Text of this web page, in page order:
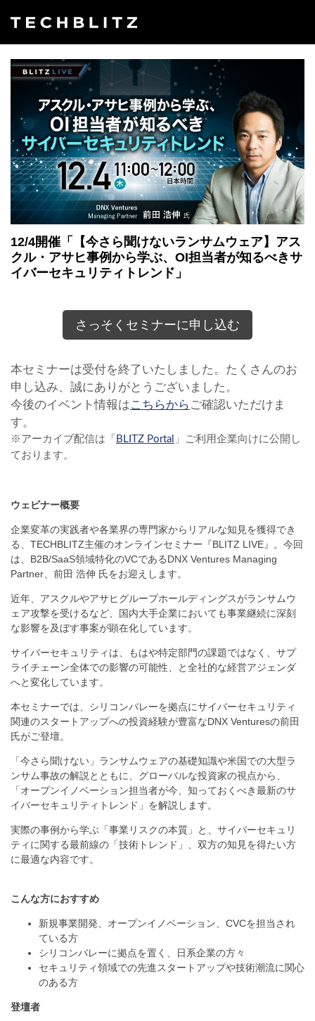
12/4開催「【今さら聞けないランサムウェア】アス
クル・アサヒ事例から学ぶ、OI担当者が知るべきサ
イバーセキュリティトレンド」
さっそくセミナーに申し込む
本セミナーは受付を終了いたしました。たくさんのお
申し込み、誠にありがとうございました。
今後のイベント情報はこちらから ご確認いただけま
す。
※アーカイブ配信は「 BLITZ Portal 」ご利用企業向けに公開し
ております。
ウェビナー概要
企業変革の実践者や各業界の専門家からリアルな知見を獲得でき
る、TECHBLITZ主催のオンラインセミナー『BLITZ LIVE』。今回
は、B2B/SaaS領域特化のVCであるDNX Ventures Managing
Partner、前田 浩伸 氏をお迎えします。
近年、アスクルやアサヒグループホールディングスがランサムウ
ェア攻撃を受けるなど、国内大手企業においても事業継続に深刻
な影響を及ぼす事案が顕在化しています。
サイバーセキュリティは、もはや特定部門の課題ではなく、サプ
ライチェーン全体での影響の可能性、と全社的な経営アジェンダ
へと変化しています。
本セミナーでは、シリコンバレーを拠点にサイバーセキュリティ
関連のスタートアップへの投資経験が豊富なDNX Venturesの前田
氏がご登壇。
「今さら聞けない」ランサムウェアの基礎知識や米国での大型ラ
ンサム事故の解説とともに、グローバルな投資家の視点から、
「オープンイノベーション担当者が今、知っておくべき最新のサ
イバーセキュリティトレンド」を解説します。
実際の事例から学ぶ「事業リスクの本質」と、サイバーセキュリ
ティに関する最前線の「技術トレンド」、双方の知見を得たい方
に最適な内容です。
こんな方におすすめ
新規事業開発、オープンイノベーション、CVCを担当され
ている方
シリコンバレーに拠点を置く、日系企業の方々
セキュリティ領域での先進スタートアップや技術潮流に関心
のある方
登壇者